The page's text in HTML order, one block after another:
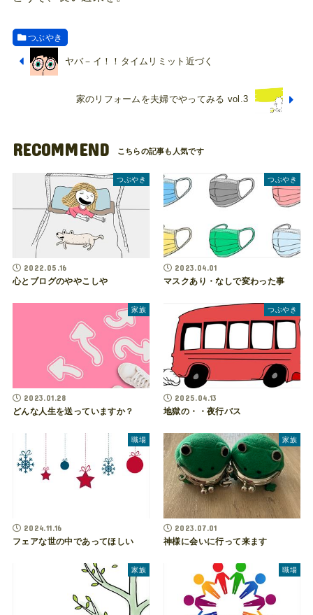
つぶやき
ヤバ－イ！！タイムリミット近づく
家のリフォームを夫婦でやってみる vol.3
RECOMMEND
つぶやき
2022.05.16
心とブログのややこしや
つぶやき
2023.04.01
マスクあり・なしで変わった事
家族
2023.01.28
どんな人生を送っていますか？
つぶやき
2025.04.13
地獄の・・夜行バス
職場
2024.11.16
フェアな世の中であってほしい
家族
2023.07.01
神様に会いに行って来ます
家族 職場